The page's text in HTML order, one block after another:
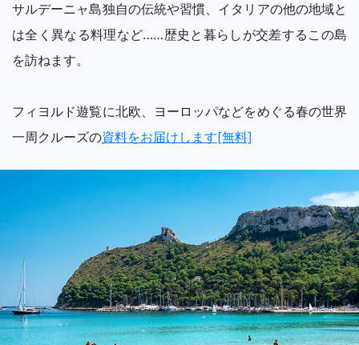
サルデーニャ島独自の伝統や習慣、イタリアの他の地域と
は全く異なる料理など……歴史と暮らしが交差するこの島
を訪ねます。
フィヨルド遊覧に北欧、ヨーロッパなどをめぐる春の世界
一周クルーズの資料をお届けします[無料]